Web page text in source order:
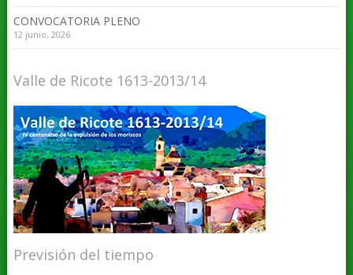
CONVOCATORIA PLENO
12 junio, 2026
Valle de Ricote 1613-2013/14
Previsión del tiempo